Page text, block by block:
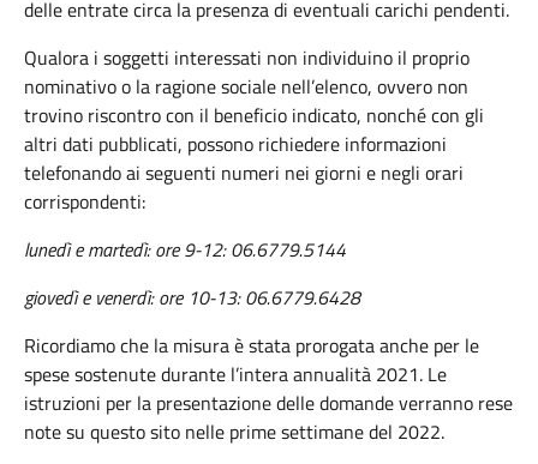
delle entrate circa la presenza di eventuali carichi pendenti.
Qualora i soggetti interessati non individuino il proprio
nominativo o la ragione sociale nell’elenco, ovvero non
trovino riscontro con il beneficio indicato, nonché con gli
altri dati pubblicati, possono richiedere informazioni
telefonando ai seguenti numeri nei giorni e negli orari
corrispondenti:
lunedì e martedì: ore 9-12: 06.6779.5144
giovedì e venerdì: ore 10-13: 06.6779.6428
Ricordiamo che la misura è stata prorogata anche per le
spese sostenute durante l’intera annualità 2021. Le
istruzioni per la presentazione delle domande verranno rese
note su questo sito nelle prime settimane del 2022.